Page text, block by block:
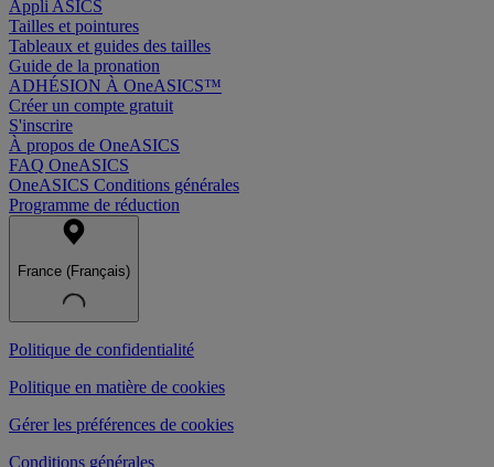
Appli ASICS
Tailles et pointures
Tableaux et guides des tailles
Guide de la pronation
ADHÉSION À OneASICS™
Créer un compte gratuit
S'inscrire
À propos de OneASICS
FAQ OneASICS
OneASICS Conditions générales
Programme de réduction
France (Français)
Politique de confidentialité
Politique en matière de cookies
Gérer les préférences de cookies
Conditions générales